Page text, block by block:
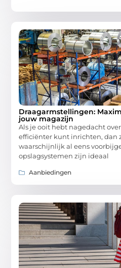
Draagarmstellingen:
jouw magazijn
Als je ooit hebt nagedacht
efficiënter kunt inrichten, dan
waarschijnlijk al eens
opslagsystemen zijn ideaal
Aanbiedingen